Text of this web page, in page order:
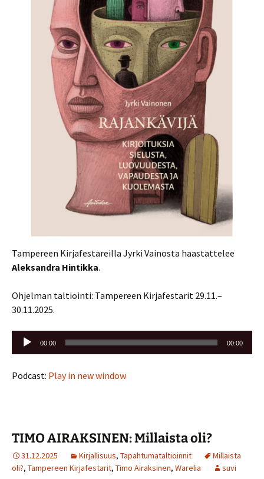
Tampereen Kirjafestareilla Jyrki Vainosta haastattelee
Aleksandra Hintikka.
Ohjelman taltiointi: Tampereen Kirjafestarit 29.11.–
30.11.2025.
Äänitoistin
00:00 00:00
Podcast: Play in new window
TIMO AIRAKSINEN: Millaista oli?
31.12.2025 Kirjallisuus, Tapahtumataltioinnit
Millaista
oli?, Tampereen Kirjafestarit, Timo Airaksinen, Warelia suvi